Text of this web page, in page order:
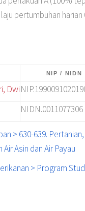
pertumbuhan
NIP / NIDN
Dwi
NIDN.0011077306
> 630-639.
Asin dan Air Payau
> Program